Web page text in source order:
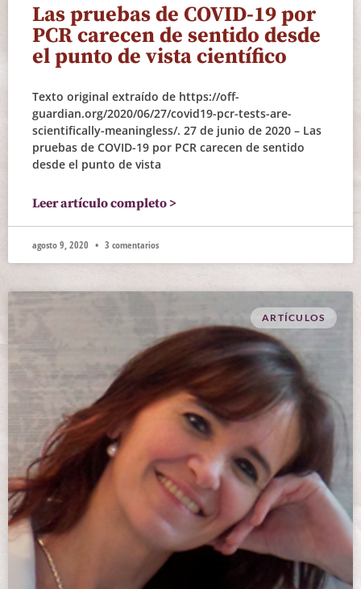
Las pruebas de COVID-19 por
PCR carecen de sentido desde
el punto de vista científico
Texto original extraído de https://off-
guardian.org/2020/06/27/covid19-pcr-tests-are-
scientifically-meaningless/. 27 de junio de 2020 – Las
pruebas de COVID-19 por PCR carecen de sentido
desde el punto de vista
Leer artículo completo >
agosto 9, 2020 3 comentarios
ARTÍCULOS